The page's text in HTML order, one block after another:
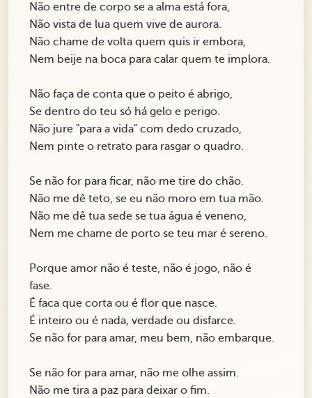
Não entre de corpo se a alma está fora,
Não vista de lua quem vive de aurora.
Não chame de volta quem quis ir embora,
Nem beije na boca para calar quem te implora.
Não faça de conta que o peito é abrigo,
Se dentro do teu só há gelo e perigo.
Não jure "para a vida" com dedo cruzado,
Nem pinte o retrato para rasgar o quadro.
Se não for para ficar, não me tire do chão.
Não me dê teto, se eu não moro em tua mão.
Não me dê tua sede se tua água é veneno,
Nem me chame de porto se teu mar é sereno.
Porque amor não é teste, não é jogo, não é
fase.
É faca que corta ou é flor que nasce.
É inteiro ou é nada, verdade ou disfarce.
Se não for para amar, meu bem, não embarque.
Se não for para amar, não me olhe assim.
Não me tira a paz para deixar o fim.